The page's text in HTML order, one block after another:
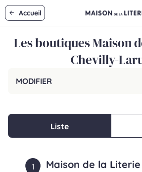
Accueil
Les boutiques Maison
Chevilly-
MODIFIER
Liste
1 Maison de la